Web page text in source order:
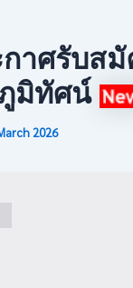
าศรับส
มิทัศน์
2026